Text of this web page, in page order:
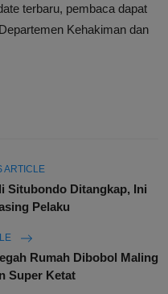
terbaru, pembaca dapat
Kehakiman dan
ARTICLE
Situbondo Ditangkap, Ini
Pelaku
Rumah Dibobol Maling
Super Ketat